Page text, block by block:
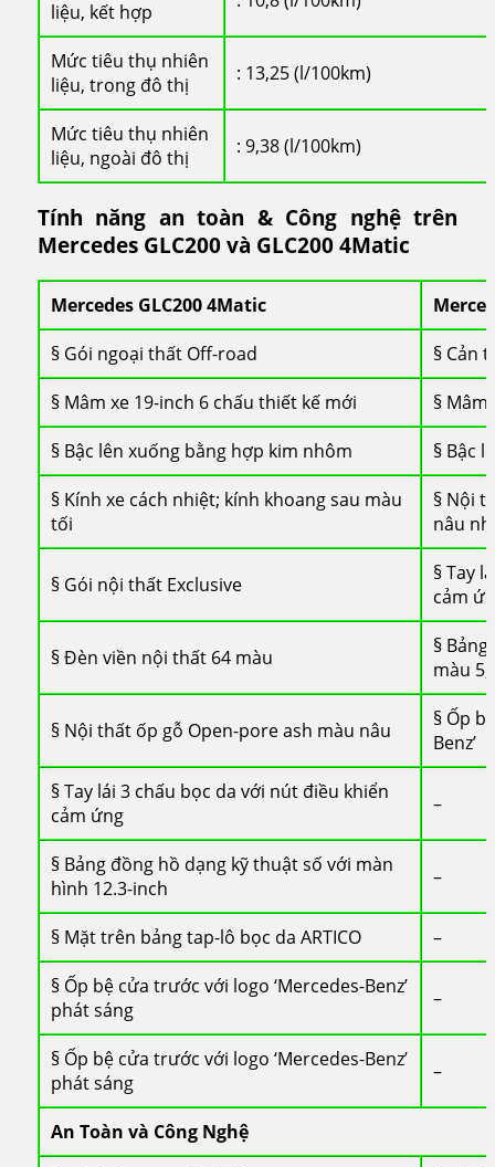
liệu, kết hợp
Mức tiêu thụ nhiên
liệu, trong đô thị
: 13,25 (l/100km)
Mức tiêu thụ nhiên
liệu, ngoài đô thị
: 9,38 (l/100km)
Tính năng an toàn & Công nghệ trên
Mercedes GLC200 và GLC200 4Matic
Mercedes GLC200 4Matic
§ Gói ngoại thất Off-road
§ Cản
§ Mâm xe 19-inch 6 chấu thiết kế mới
§
§ Bậc lên xuống bằng hợp kim nhôm
§ Bậc
§ Kính xe cách nhiệt; kính khoang sau màu
tối
§ Nội
nâu
§ Gói nội thất Exclusive
§ Tay
cảm
§ Đèn viền nội thất 64 màu
§
màu
§ Nội thất ốp gỗ Open-pore ash màu nâu
§ Ốp
Benz’
§ Tay lái 3 chấu bọc da với nút điều khiển
cảm ứng
–
§ Bảng đồng hồ dạng kỹ thuật số với màn
hình 12.3-inch
–
§ Mặt trên bảng tap-lô bọc da ARTICO
–
§ Ốp bệ cửa trước với logo ‘Mercedes-Benz’
phát sáng
–
§ Ốp bệ cửa trước với logo ‘Mercedes-Benz’
phát sáng
–
An Toàn và Công Nghệ